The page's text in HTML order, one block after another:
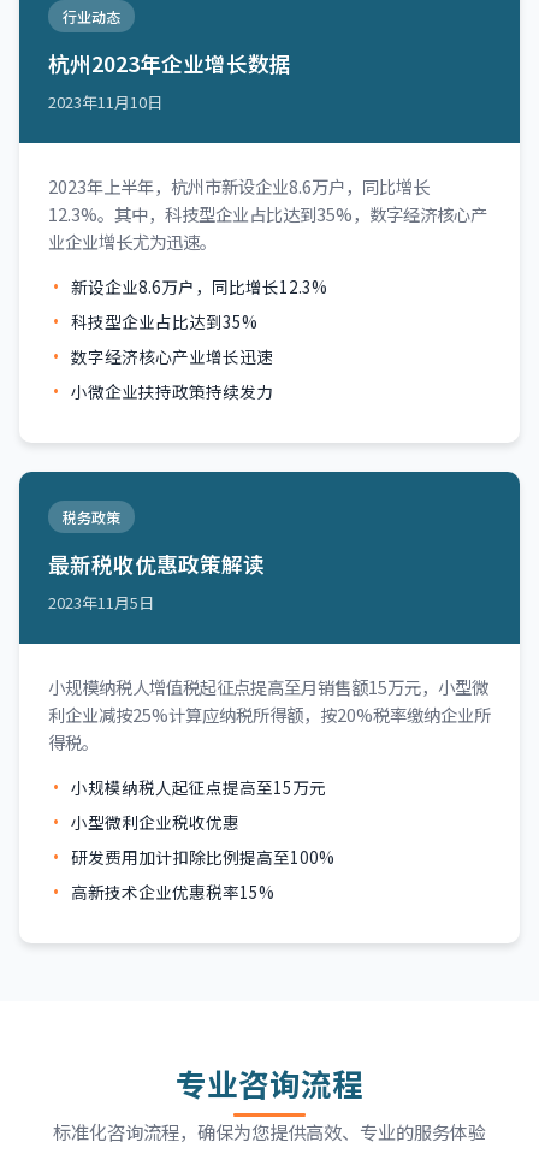
行业动态
杭州2023年企业增长数据
2023年11月10日
2023年上半年，杭州市新设企业8.6万户，同比增长
12.3%。其中，科技型企业占比达到35%，数字经济核心产
业企业增长尤为迅速。
新设企业8.6万户，同比增长12.3%
科技型企业占比达到35%
数字经济核心产业增长迅速
小微企业扶持政策持续发力
税务政策
最新税收优惠政策解读
2023年11月5日
小规模纳税人增值税起征点提高至月销售额15万元，小型微
利企业减按25%计算应纳税所得额，按20%税率缴纳企业所
得税。
小规模纳税人起征点提高至15万元
小型微利企业税收优惠
研发费用加计扣除比例提高至100%
高新技术企业优惠税率15%
专业咨询流程
标准化咨询流程，确保为您提供高效、专业的服务体验